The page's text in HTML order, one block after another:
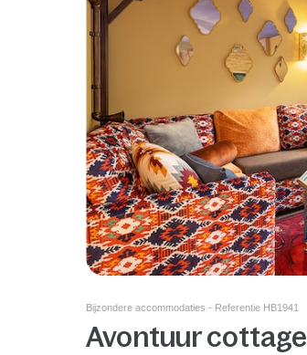
Bijzondere accommodaties - Referentie HB1941
Avontuur cottage